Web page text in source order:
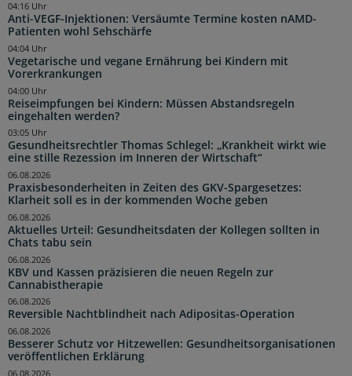
Anti-VEGF-Injektionen: Versäumte Termine kosten nAMD-
Patienten wohl Sehschärfe
04:16 Uhr
Vegetarische und vegane Ernährung bei Kindern mit
Vorerkrankungen
04:04 Uhr
Reiseimpfungen bei Kindern: Müssen Abstandsregeln
eingehalten werden?
04:00 Uhr
Gesundheitsrechtler Thomas Schlegel: „Krankheit wirkt wie
eine stille Rezession im Inneren der Wirtschaft“
03:05 Uhr
Praxisbesonderheiten in Zeiten des GKV-Spargesetzes:
Klarheit soll es in der kommenden Woche geben
06.08.2026
Aktuelles Urteil: Gesundheitsdaten der Kollegen sollten in
Chats tabu sein
06.08.2026
KBV und Kassen präzisieren die neuen Regeln zur
Cannabistherapie
06.08.2026
Reversible Nachtblindheit nach Adipositas-Operation
06.08.2026
Besserer Schutz vor Hitzewellen: Gesundheitsorganisationen
veröffentlichen Erklärung
06.08.2026
06.08.2026